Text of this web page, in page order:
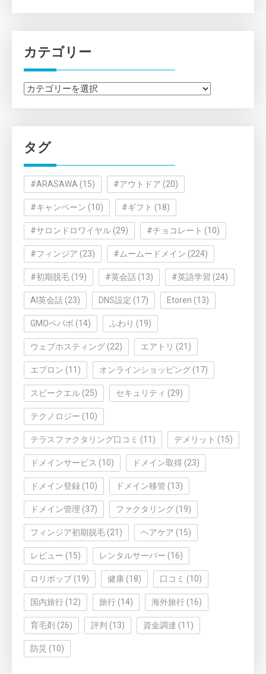
カテゴリー
カ
ー
タグ
#ARASAWA (15) #アウトドア (20)
#キャンペーン (10) #ギフト (18)
#サロンドロワイヤル (29) #チョコレート (10)
#フィンジア (23) #ムームードメイン (224)
#初期脱毛 (19) #英会話 (13) #英語学習 (24)
AI英会話 (23) DNS設定 (17) Etoren (13)
GMOペパボ (14) ふわり (19)
ウェブホスティング (22) エアトリ (21)
エプロン (11) オンラインショッピング (17)
スピークエル (25) セキュリティ (29)
テクノロジー (10)
テラスファクタリング口コミ (11) デメリット (15)
ドメインサービス (10) ドメイン取得 (23)
ドメイン登録 (10) ドメイン移管 (13)
ドメイン管理 (37) ファクタリング (19)
フィンジア初期脱毛 (21) ヘアケア (15)
レビュー (15) レンタルサーバー (16)
ロリポップ(19) 健康 (18) 口コミ (10)
国内旅行 (12) 旅行 (14) 海外旅行 (16)
育毛剤 (26) 評判 (13) 資金調達 (11)
防災 (10)